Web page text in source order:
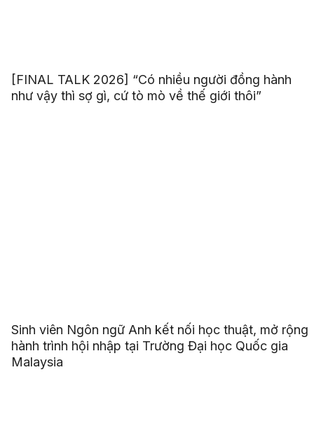
[FINAL TALK 2026] “Có nhiều người đồng hành
như vậy thì sợ gì, cứ tò mò về thế giới thôi”
Sinh viên Ngôn ngữ Anh kết nối học thuật, mở rộng
hành trình hội nhập tại Trường Đại học Quốc gia
Malaysia